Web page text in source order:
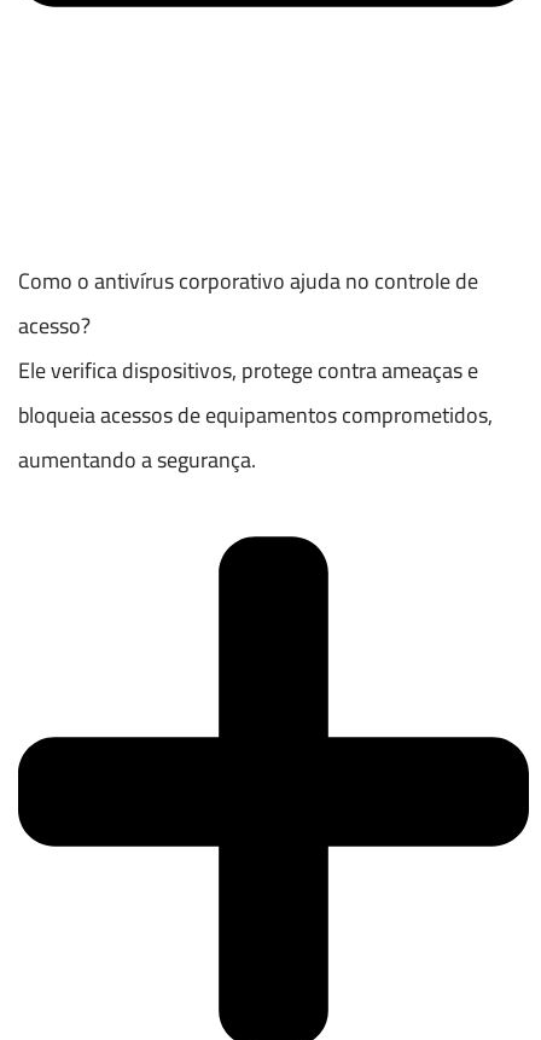
Como o antivírus corporativo ajuda no controle de
acesso?
Ele verifica dispositivos, protege contra ameaças e
bloqueia acessos de equipamentos comprometidos,
aumentando a segurança.